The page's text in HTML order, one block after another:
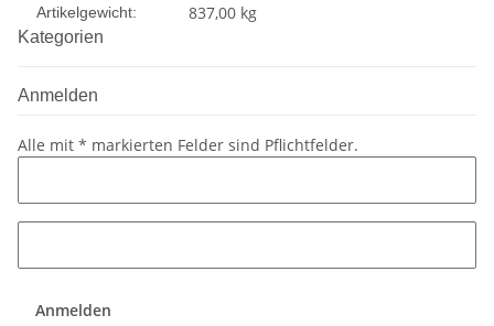
Artikelgewicht: 837,00 kg
Kategorien
Anmelden
Alle mit * markierten Felder sind Pflichtfelder.
Anmelden